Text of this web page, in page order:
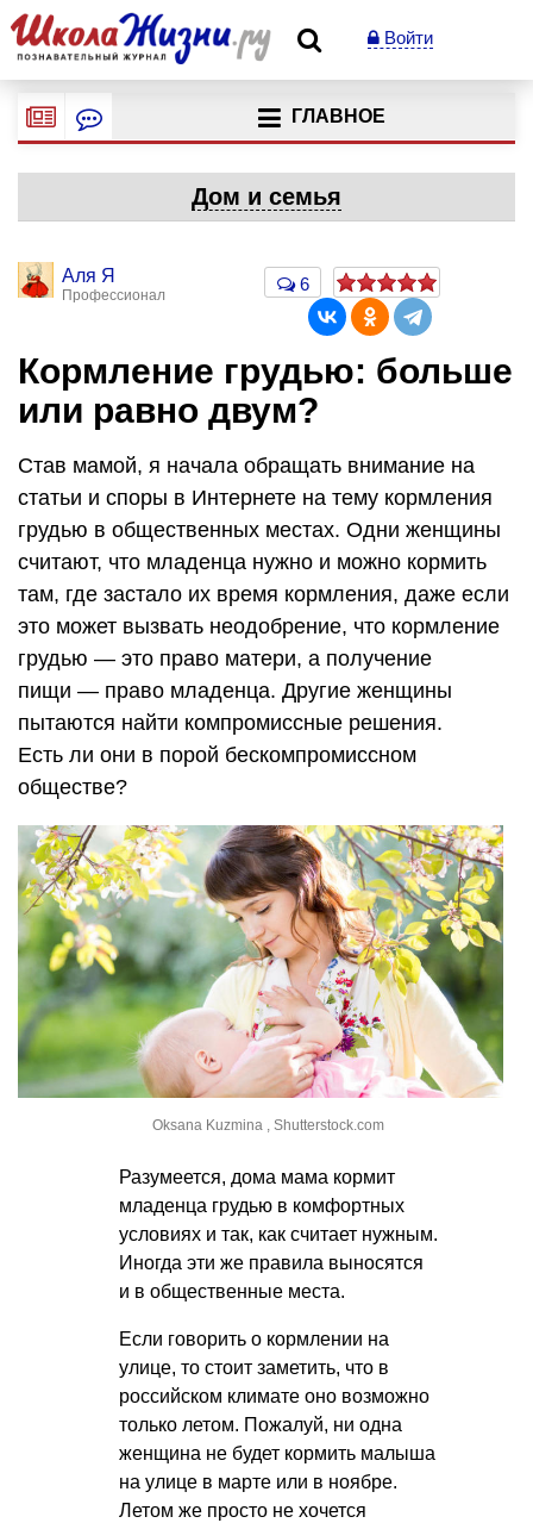
Войти
ГЛАВНОЕ
Дом и семья
Аля Я
Профессионал
6
Кормление грудью: больше
или равно двум?
Став мамой, я начала обращать внимание на
статьи и споры в Интернете на тему кормления
грудью в общественных местах. Одни женщины
считают, что младенца нужно и можно кормить
там, где застало их время кормления, даже если
это может вызвать неодобрение, что кормление
грудью — это право матери, а получение
пищи — право младенца. Другие женщины
пытаются найти компромиссные решения.
Есть ли они в порой бескомпромиссном
обществе?
Oksana Kuzmina , Shutterstock.com
Разумеется, дома мама кормит
младенца грудью в комфортных
условиях и так, как считает нужным.
Иногда эти же правила выносятся
и в общественные места.
Если говорить о кормлении на
улице, то стоит заметить, что в
российском климате оно возможно
только летом. Пожалуй, ни одна
женщина не будет кормить малыша
на улице в марте или в ноябре.
Летом же просто не хочется